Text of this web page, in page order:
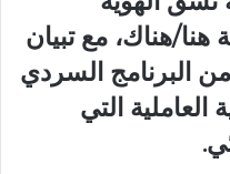
هنا/هناك، مع تبيان
البرنامج السردي
العاملية التي